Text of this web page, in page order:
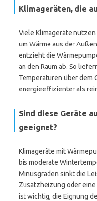
Klimageräten, die
Viele Klimageräte
um Wärme aus der
entzieht die
an den Raum ab. So
Temperaturen über dem
energieeffizienter als
Sind diese Geräte
geeignet?
Klimageräte mit
bis moderate
Minusgraden sinkt die
Zusatzheizung oder
ist wichtig, die Eignung